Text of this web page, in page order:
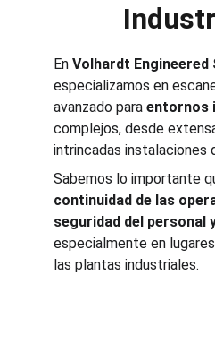
En Volhardt Engineered
especializamos en
avanzado para entornos
complejos, desde
intrincadas instalaciones
Sabemos lo importante
continuidad de las
seguridad del personal
especialmente en
las plantas industriales.